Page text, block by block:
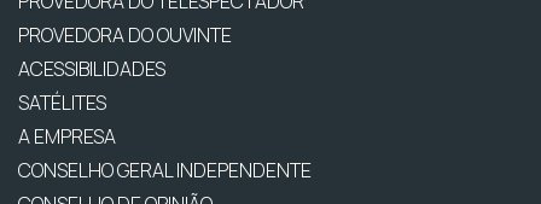
PROVEDORA DO OUVINTE
ACESSIBILIDADES
SATÉLITES
A EMPRESA
CONSELHO GERAL INDEPENDENTE